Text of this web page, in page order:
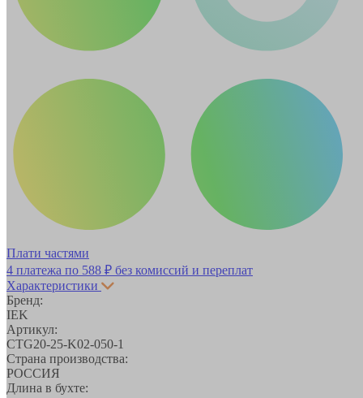
Плати частями
4 платежа по 588 ₽ без комиссий и переплат
Характеристики
Бренд:
IEK
Артикул:
CTG20-25-K02-050-1
Страна производства:
РОССИЯ
Длина в бухте: